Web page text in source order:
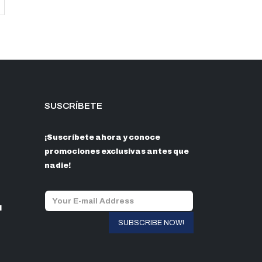
SUSCRÍBETE
¡Suscríbete ahora y conoce
promociones exclusivas antes que
nadie!